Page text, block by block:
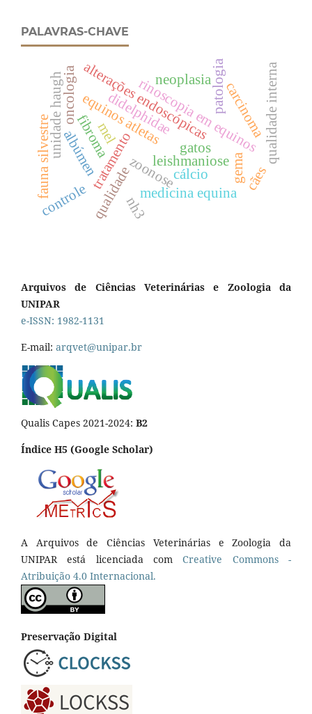
PALAVRAS-CHAVE
gatos
leishmaniose
tratamentozoonose
alterações endoscópicas
medicina equina
equinos atletasrinoscopia em equinos
albúmen gema
qualidade interna
unidade haugh carcinoma
cães
neoplasia
oncologia didelphidae
fauna silvestre qualidade
controle
fibroma
cálcio
patologia
nh3
mel
Arquivos de Ciências Veterinárias e Zoologia da
UNIPAR
e-ISSN: 1982-1131
E-mail: arqvet@unipar.br
Qualis Capes 2021-2024: B2
Índice H5 (Google Scholar)
A Arquivos de Ciências Veterinárias e Zoologia da
UNIPAR está licenciada comCreative Commons -
Atribuição 4.0 Internacional.
Preservação Digital